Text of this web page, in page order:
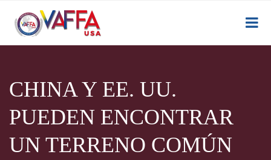
CHINA Y EE. UU.
PUEDEN ENCONTRAR
UN TERRENO COMÚN